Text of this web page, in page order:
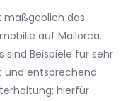
maßgeblich das
auf Mallorca.
sind Beispiele für sehr
und entsprechend
hierfür